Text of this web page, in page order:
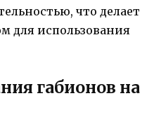
что делает
для использования
габионов на